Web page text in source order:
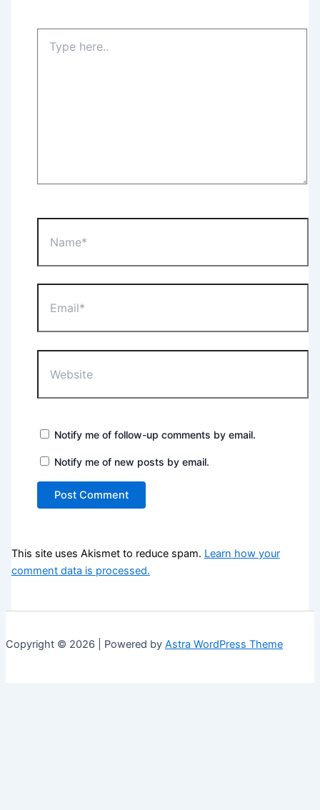
here..
Notify me of follow-up comments by email.
Notify me of new posts by email.
This site uses Akismet to reduce spam. Learn how your
comment data is processed.
Copyright © 2026 | Powered by Astra WordPress Theme